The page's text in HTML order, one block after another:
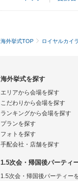
海外挙式TOP ロイヤルカイラ
海外挙式を探す
エリアから会場を探す
こだわりから会場を探す
ランキングから会場を探す
プランを探す
フォトを探す
手配会社・店舗を探す
1.5次会・帰国後パーティ
1.5次会・帰国後パーティー